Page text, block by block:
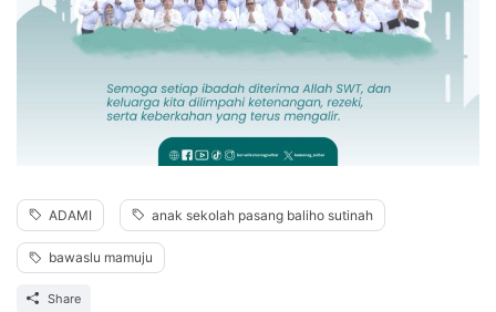
ADAMI anak sekolah pasang baliho sutinah
bawaslu mamuju
Share